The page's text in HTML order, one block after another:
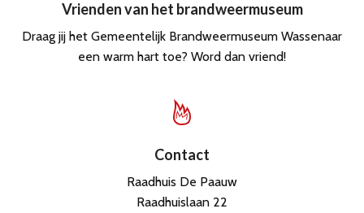
Vrienden van het brandweermuseum
Draag jij het Gemeentelijk Brandweermuseum Wassenaar
een warm hart toe? Word dan vriend!
Contact
Raadhuis De Paauw
Raadhuislaan 22